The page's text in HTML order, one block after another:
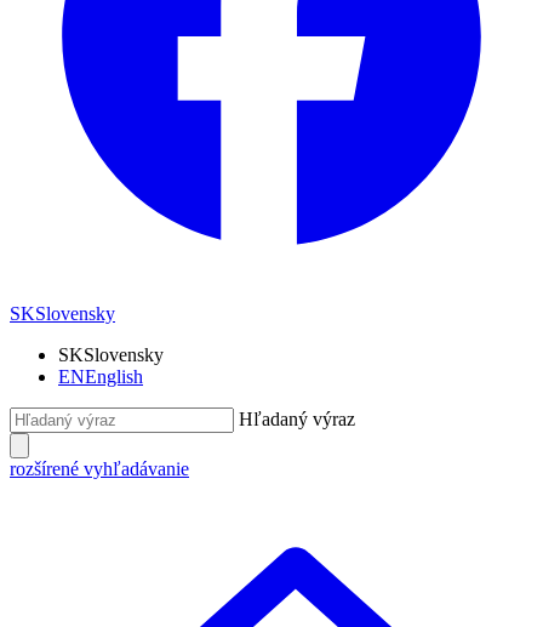
SKSlovensky
SKSlovensky
ENEnglish
Hľadaný výraz
rozšírené vyhľadávanie